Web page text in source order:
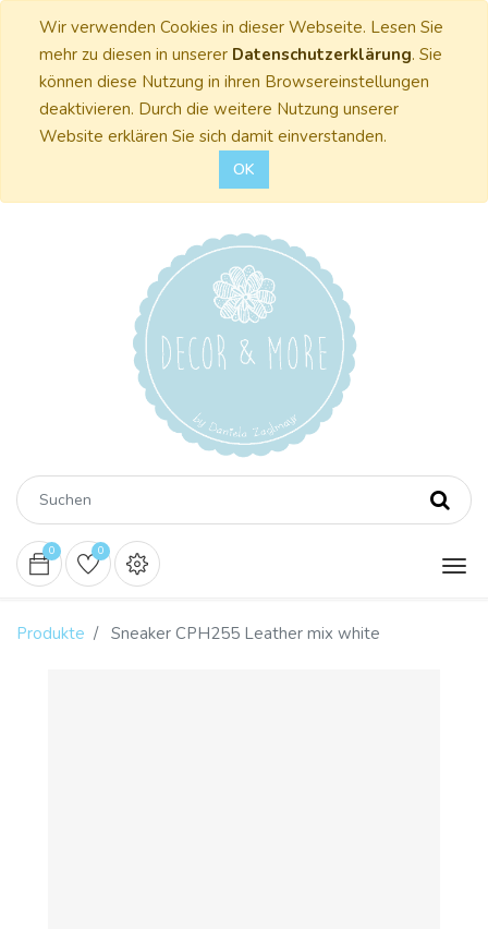
Wir verwenden Cookies in dieser Webseite. Lesen Sie
mehr zu diesen in unserer Datenschutzerklärung. Sie
können diese Nutzung in ihren Browsereinstellungen
deaktivieren. Durch die weitere Nutzung unserer
Website erklären Sie sich damit einverstanden.
OK
0 0
Produkte Sneaker CPH255 Leather mix white